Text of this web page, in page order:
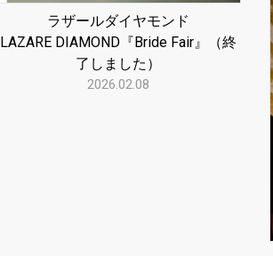
ラザールダイヤモンド
LAZARE DIAMOND『Bride Fair』（終
了しました）
2026.02.08